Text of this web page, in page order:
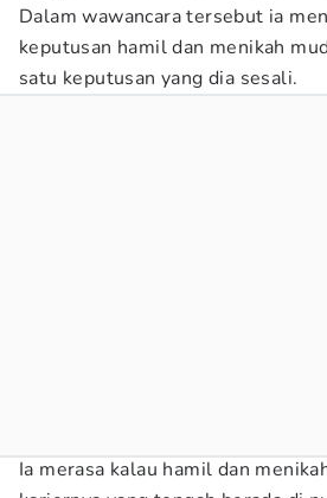
Dalam wawancara tersebut ia
keputusan hamil dan menikah
satu keputusan yang dia sesali.
Ia merasa kalau hamil dan